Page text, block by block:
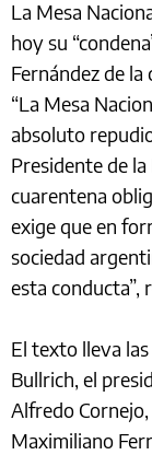
La Mesa
hoy su
Fernández de
“La Mesa
absoluto
Presidente de
cuarentena
exige que en
sociedad
esta conducta”,
El texto lleva
Bullrich, el
Alfredo Cornejo,
Maximiliano